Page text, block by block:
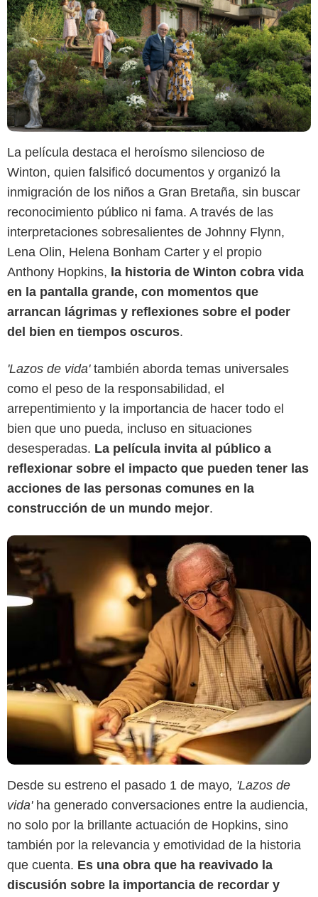
La película destaca el heroísmo silencioso de
Winton, quien falsificó documentos y organizó la
inmigración de los niños a Gran Bretaña, sin buscar
reconocimiento público ni fama. A través de las
interpretaciones sobresalientes de Johnny Flynn,
Lena Olin, Helena Bonham Carter y el propio
Anthony Hopkins, la historia de Winton cobra vida
en la pantalla grande, con momentos que
arrancan lágrimas y reflexiones sobre el poder
del bien en tiempos oscuros.
'Lazos de vida'también aborda temas universales
como el peso de la responsabilidad, el
arrepentimiento y la importancia de hacer todo el
bien que uno pueda, incluso en situaciones
desesperadas. La película invita al público a
reflexionar sobre el impacto que pueden tener las
acciones de las personas comunes en la
construcción de un mundo mejor.
Diamond Films
Desde su estreno el pasado 1 de mayo, 'Lazos de
vida' ha generado conversaciones entre la audiencia,
no solo por la brillante actuación de Hopkins, sino
también por la relevancia y emotividad de la historia
que cuenta. Es una obra que ha reavivado la
discusión sobre la importancia de recordar y